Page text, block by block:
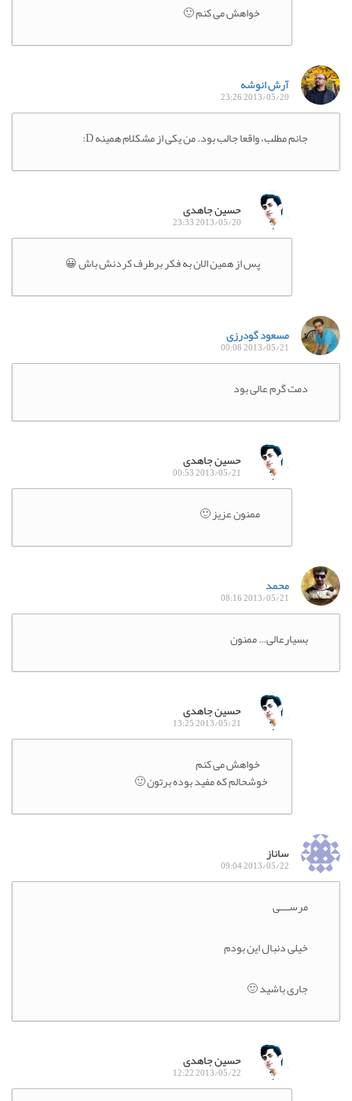
خواهش می کنم 🙂
آرش انوشه
2013/05/20 23:26
جانم مطلب، واقعا جالب بود. من یکی از مشکلام همینه D:
حسین جاهدی
2013/05/20 23:33
پس از همین الان به فکر برطرف کردنش باش 😀
مسعود گودرزی
2013/05/21 00:08
دمت گرم عالی بود
حسین جاهدی
2013/05/21 00:53
ممنون عزیز 🙂
محمد
2013/05/21 08:16
بسیارعالی… ممنون
حسین جاهدی
2013/05/21 13:25
خواهش می کنم
خوشحالم که مفید بوده برتون 🙂
ساناز
2013/05/22 09:04
مرســــی
خیلی دنبال این بودم
جاری باشید 🙂
حسین جاهدی
2013/05/22 12:22